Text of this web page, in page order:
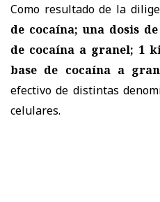
Como resultado de la
de cocaína; una dosis
de cocaína a granel; 1
base de cocaína a
efectivo de distintas
celulares.